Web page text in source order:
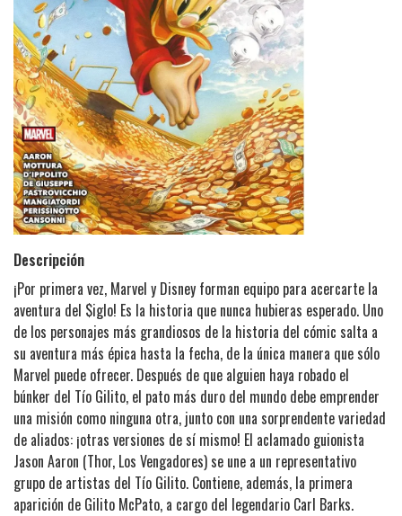
Descripción
¡Por primera vez, Marvel y Disney forman equipo para acercarte la
aventura del $iglo! Es la historia que nunca hubieras esperado. Uno
de los personajes más grandiosos de la historia del cómic salta a
su aventura más épica hasta la fecha, de la única manera que sólo
Marvel puede ofrecer. Después de que alguien haya robado el
búnker del Tío Gilito, el pato más duro del mundo debe emprender
una misión como ninguna otra, junto con una sorprendente variedad
de aliados: ¡otras versiones de sí mismo! El aclamado guionista
Jason Aaron (Thor, Los Vengadores) se une a un representativo
grupo de artistas del Tío Gilito. Contiene, además, la primera
aparición de Gilito McPato, a cargo del legendario Carl Barks.